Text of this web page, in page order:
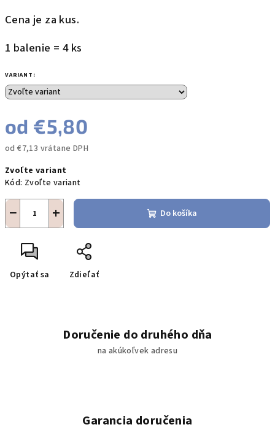
Cena je za kus.
1 balenie = 4 ks
VARIANT:
od €5,80
od€7,13 vrátane DPH
cena:
Zvoľte variant
Kód: Zvoľte variant
+
− Do košíka
Opýtať sa Zdieľať
Doručenie do druhého dňa
na akúkoľvek adresu
Garancia doručenia